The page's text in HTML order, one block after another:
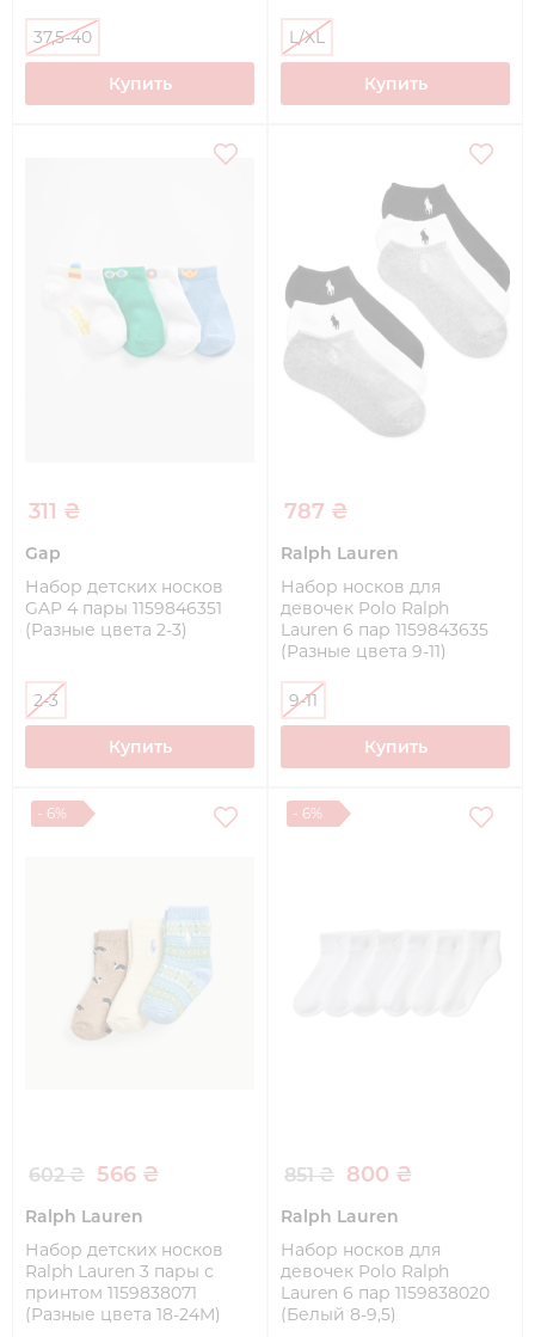
37,5-40
Купить
L/XL
Купить
311 ₴
Gap
Набор детских носков
GAP 4 пары 1159846351
(Разные цвета 2-3)
2-3
Купить
787 ₴
Ralph Lauren
Набор носков для
девочек Polo Ralph
Lauren 6 пар 1159843635
(Разные цвета 9-11)
9-11
Купить
- 6%
602 ₴ 566 ₴
Ralph Lauren
Набор детских носков
Ralph Lauren 3 пары с
принтом 1159838071
(Разные цвета 18-24M)
- 6%
851 ₴ 800 ₴
Ralph Lauren
Набор носков для
девочек Polo Ralph
Lauren 6 пар 1159838020
(Белый 8-9,5)